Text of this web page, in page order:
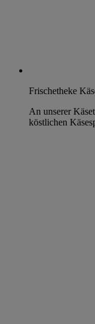
Frischetheke
An unserer
köstlichen